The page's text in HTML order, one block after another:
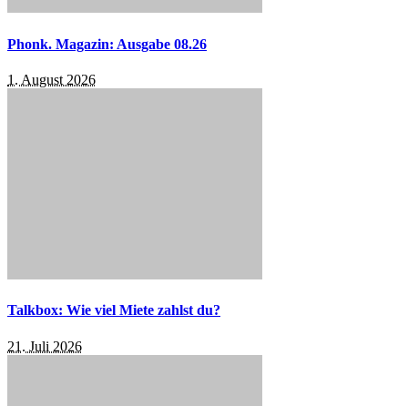
Phonk. Magazin: Ausgabe 08.26
1. August 2026
Talkbox: Wie viel Miete zahlst du?
21. Juli 2026